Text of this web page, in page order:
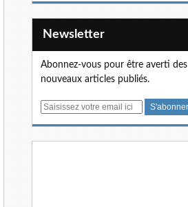
Newsletter
Abonnez-vous pour être averti des
nouveaux articles publiés.
E